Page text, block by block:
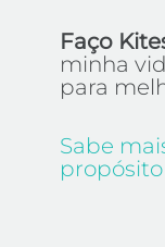
Faço
minha
para
Sabe